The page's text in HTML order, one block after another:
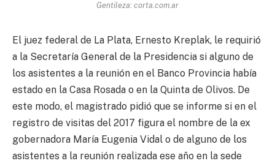
Gentileza: corta.com.ar
El juez federal de La Plata, Ernesto Kreplak, le requirió
a la Secretaría General de la Presidencia si alguno de
los asistentes a la reunión en el Banco Provincia había
estado en la Casa Rosada o en la Quinta de Olivos. De
este modo, el magistrado pidió que se informe si en el
registro de visitas del 2017 figura el nombre de la ex
gobernadora María Eugenia Vidal o de alguno de los
asistentes a la reunión realizada ese año en la sede